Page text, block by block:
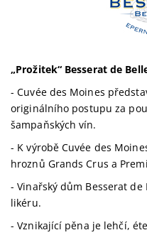
„Prožitek“ Besserat de
- Cuvée des Moines
originálního postupu za
šampaňských vín.
- K výrobě Cuvée des
hroznů Grands Crus a
- Vinařský dům Besserat
likéru.
- Vznikající pěna je lehčí,